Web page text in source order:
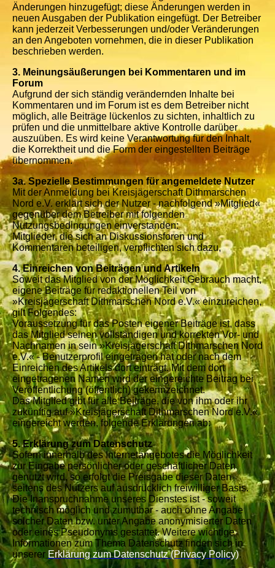
Änderungen hinzugefügt; diese Änderungen werden in
neuen Ausgaben der Publikation eingefügt. Der Betreiber
kann jederzeit Verbesserungen und/oder Veränderungen
an den Angeboten vornehmen, die in dieser Publikation
beschrieben werden.
3. Meinungsäußerungen bei Kommentaren und im
Forum
Aufgrund der sich ständig verändernden Inhalte bei
Kommentaren und im Forum ist es dem Betreiber nicht
möglich, alle Beiträge lückenlos zu sichten, inhaltlich zu
prüfen und die unmittelbare aktive Kontrolle darüber
auszuüben. Es wird keine Verantwortung für den Inhalt,
die Korrektheit und die Form der eingestellten Beiträge
übernommen.
3a. Spezielle Bestimmungen für angemeldete Nutzer
Mit der Anmeldung bei Kreisjägerschaft Dithmarschen
Nord e.V. erklärt sich der Nutzer - nachfolgend »Mitglied«
gegenüber dem Betreiber mit folgenden
Nutzungsbedingungen einverstanden:
Mitglieder, die sich an Diskussionsforen und
Kommentaren beteiligen, verpflichten sich dazu,
4. Einreichen von Beiträgen und Artikeln
Soweit das Mitglied von der Möglichkeit Gebrauch macht,
eigene Beiträge für redaktionellen Teil von
»Kreisjägerschaft Dithmarschen Nord e.V.« einzureichen,
gilt Folgendes:
Voraussetzung für das Posten eigener Beiträge ist, dass
das Mitglied seinen vollständigen und korrekten Vor- und
Nachnamen in sein »Kreisjägerschaft Dithmarschen Nord
e.V.« - Benutzerprofil eingetragen hat oder nach dem
Einreichen des Artikels dort einträgt. Mit dem dort
eingetragenen Namen wird der eingereichte Beitrag bei
Veröffentlichung (öffentlich) gekennzeichnet.
Das Mitglied gibt für alle Beiträge, die von ihm oder ihr
zukünftig auf »Kreisjägerschaft Dithmarschen Nord e.V.«
eingereicht werden, folgende Erklärungen ab:
5. Erklärung zum Datenschutz
Sofern innerhalb des Internetangebotes die Möglichkeit
zur Eingabe persönlicher oder geschäftlicher Daten
genutzt wird, so erfolgt die Preisgabe dieser Daten
seitens des Nutzers auf ausdrücklich freiwilliger Basis.
Die Inanspruchnahme unseres Dienstes ist - soweit
technisch möglich und zumutbar - auch ohne Angabe
solcher Daten bzw. unter Angabe anonymisierter Daten
oder eines Pseudonyms gestattet. Weitere wichtige
Informationen zum Thema Datenschutz finden sich in
unserer Erklärung zum Datenschutz (Privacy Policy).